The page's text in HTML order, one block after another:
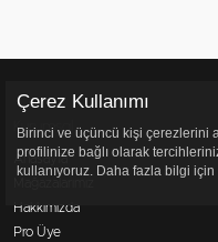
Kurumsal
Anasayfa
Hakkımızda
Pro Üye
Çerez Kullanımı
Birinci ve üçüncü kişi çerezlerini
profilinize bağlı olarak
kullanıyoruz. Daha fazla bilgi için